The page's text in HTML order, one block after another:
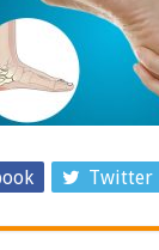
Twitter